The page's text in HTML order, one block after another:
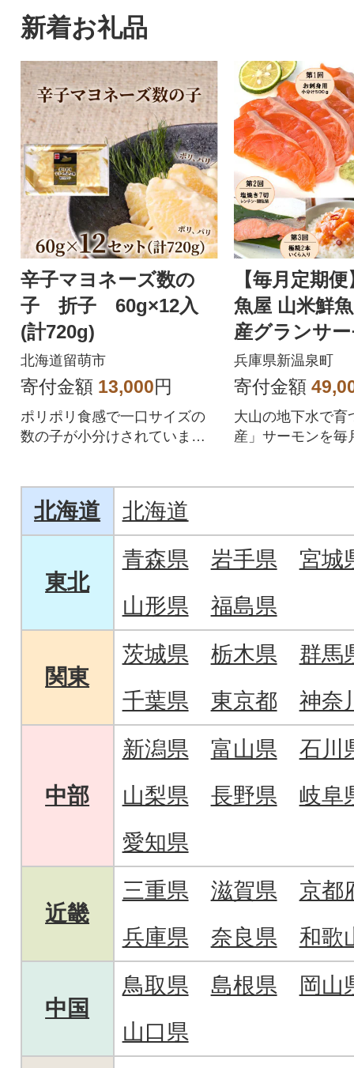
新着お礼品
辛子マヨネーズ数の
子 折子 60g×12入
(計720g)
北海道留萌市
寄付金額 13,000円
ポリポリ食感で一口サイズの
数の子が小分けされていま
【毎月定期
魚屋 山米鮮
産グランサ
便全4回
兵庫県新温泉町
寄付金額
大山の地下水で育
産」サーモンを毎
北海道 北海道
東北
青森県 岩手県
宮城
山形県
福島県
関東
茨城県 栃木県
群馬
千葉県
東京都 神奈
中部
新潟県 富山県
石川
山梨県
長野県
岐阜
愛知県
近畿
三重県 滋賀県
京都
兵庫県
奈良県 和歌
中国
鳥取県 島根県
岡山
山口県